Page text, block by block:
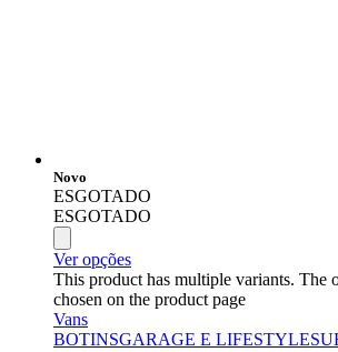
Novo
ESGOTADO
ESGOTADO
Ver opções
This product has multiple variants. The
chosen on the product page
Vans
BOTINSGARAGE E LIFESTYLE